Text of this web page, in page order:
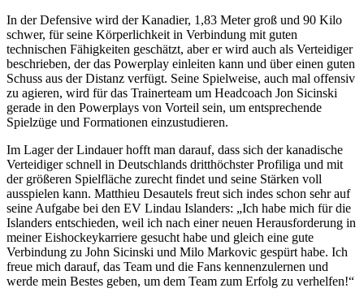
In der Defensive wird der Kanadier, 1,83 Meter groß und 90 Kilo
schwer, für seine Körperlichkeit in Verbindung mit guten
technischen Fähigkeiten geschätzt, aber er wird auch als Verteidiger
beschrieben, der das Powerplay einleiten kann und über einen guten
Schuss aus der Distanz verfügt. Seine Spielweise, auch mal offensiv
zu agieren, wird für das Trainerteam um Headcoach Jon Sicinski
gerade in den Powerplays von Vorteil sein, um entsprechende
Spielzüge und Formationen einzustudieren.
Im Lager der Lindauer hofft man darauf, dass sich der kanadische
Verteidiger schnell in Deutschlands dritthöchster Profiliga und mit
der größeren Spielfläche zurecht findet und seine Stärken voll
ausspielen kann. Matthieu Desautels freut sich indes schon sehr auf
seine Aufgabe bei den EV Lindau Islanders: „Ich habe mich für die
Islanders entschieden, weil ich nach einer neuen Herausforderung in
meiner Eishockeykarriere gesucht habe und gleich eine gute
Verbindung zu John Sicinski und Milo Markovic gespürt habe. Ich
freue mich darauf, das Team und die Fans kennenzulernen und
werde mein Bestes geben, um dem Team zum Erfolg zu verhelfen!“